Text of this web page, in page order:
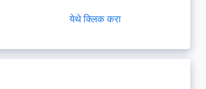
येथे क्लिक करा